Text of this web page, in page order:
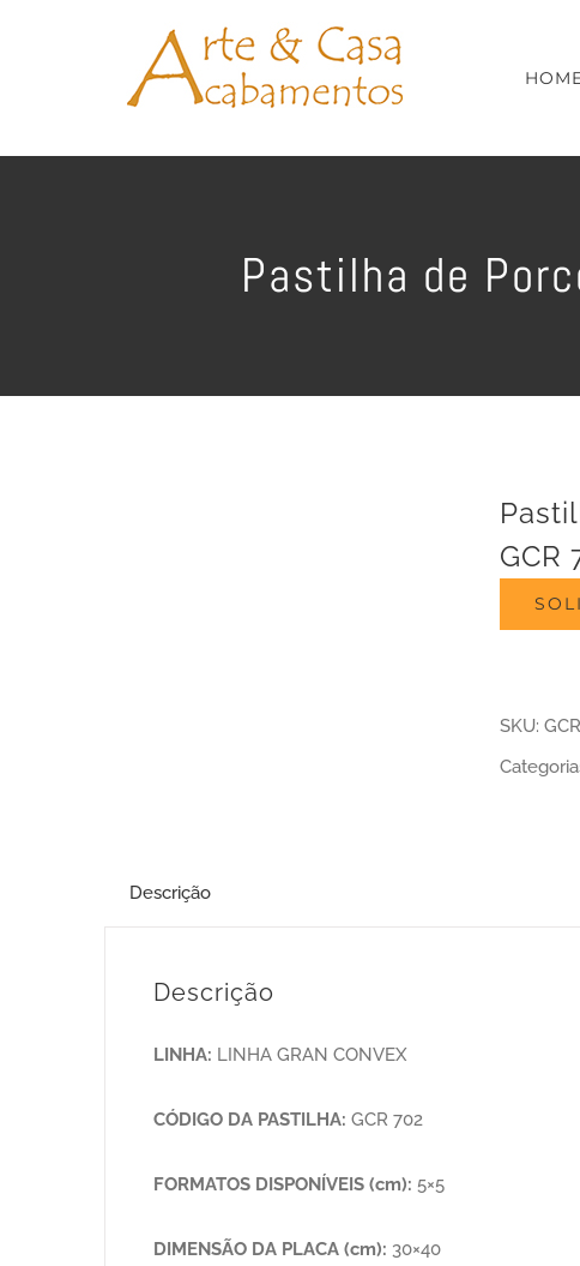
Pastilha de
GCR
SKU:
Descrição
Descrição
LINHA: LINHA GRAN CONVEX
CÓDIGO DA PASTILHA: GCR 702
FORMATOS DISPONÍVEIS (cm): 5×5
DIMENSÃO DA PLACA (cm): 30×40